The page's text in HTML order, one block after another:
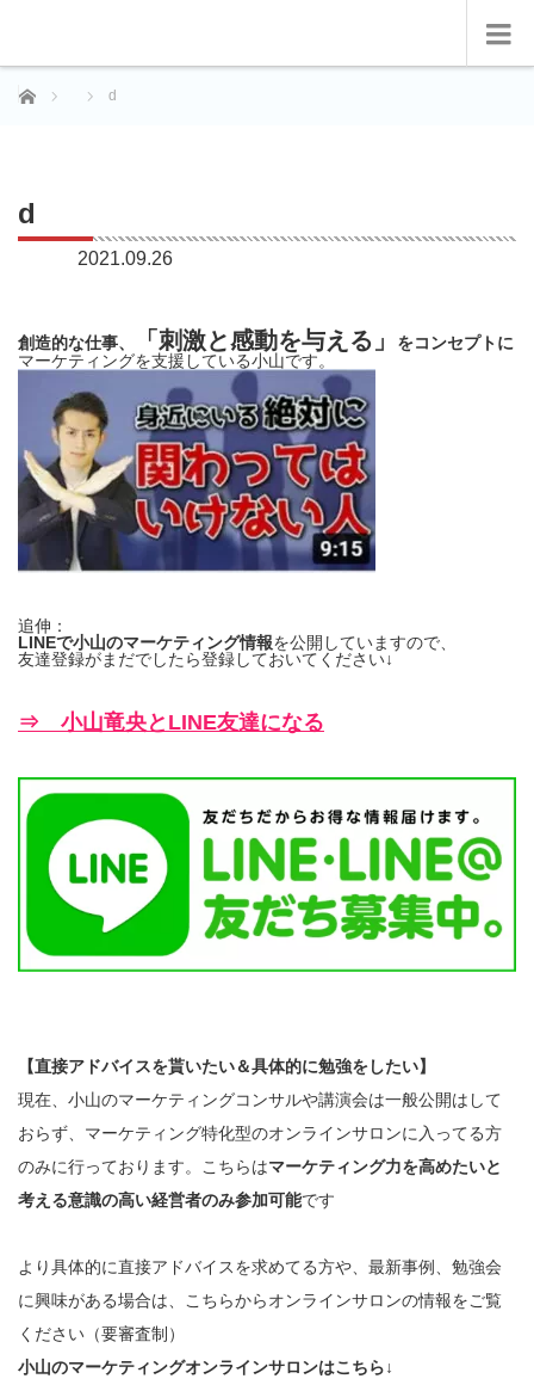
ホーム d
d
2021.09.26
創造的な仕事、 「刺激と感動を与える」
をコンセプトに
マーケティングを支援している小山です。
追伸：
LINEで小山のマーケティング情報を公開していますので、
友達登録がまだでしたら登録しておいてください↓
⇒ 小山竜央とLINE友達になる
【直接アドバイスを貰いたい＆具体的に勉強をしたい】
現在、小山のマーケティングコンサルや講演会は一般公開はして
おらず、マーケティング特化型のオンラインサロンに入ってる方
のみに行っております。こちらはマーケティング力を高めたいと
考える意識の高い経営者のみ参加可能です
より具体的に直接アドバイスを求めてる方や、最新事例、勉強会
に興味がある場合は、こちらからオンラインサロンの情報をご覧
ください（要審査制）
小山のマーケティングオンラインサロンはこちら↓